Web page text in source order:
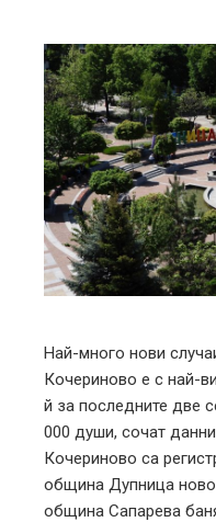
Най-много нови
Кочериново е с най-
й за последните две
000 души, сочат
Кочериново са
община Дупница
община Сапарева